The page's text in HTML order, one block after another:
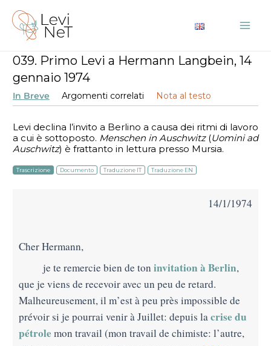
contenuto
039. Primo Levi a Hermann Langbein, 14
gennaio 1974
In Breve Argomenti correlati Nota al testo
Levi declina l’invito a Berlino a causa dei ritmi di lavoro
a cui è sottoposto. Menschen in Auschwitz (Uomini ad
Auschwitz) è frattanto in lettura presso Mursia.
Trascrizione Documento Traduzione IT Traduzione EN
14/1/1974
Cher Hermann,
je te remercie bien de ton invitation à Berlin,
que je viens de recevoir avec un peu de retard.
Malheureusement, il m’est à peu près impossible de
prévoir si je pourrai venir à Juillet: depuis lacrise du
pétrole mon travail (mon travail de chimiste: l’autre,